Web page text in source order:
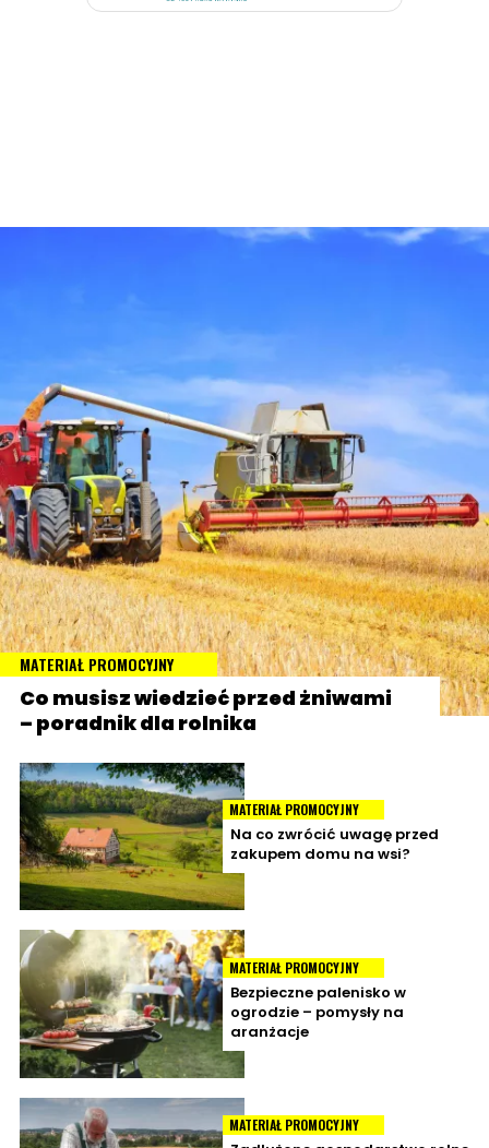
MATERIAŁ PROMOCYJNY
Co musisz wiedzieć przed żniwami
– poradnik dla rolnika
MATERIAŁ PROMOCYJNY
Na co zwrócić uwagę przed
zakupem domu na wsi?
MATERIAŁ PROMOCYJNY
Bezpieczne palenisko w
ogrodzie – pomysły na
aranżacje
MATERIAŁ PROMOCYJNY